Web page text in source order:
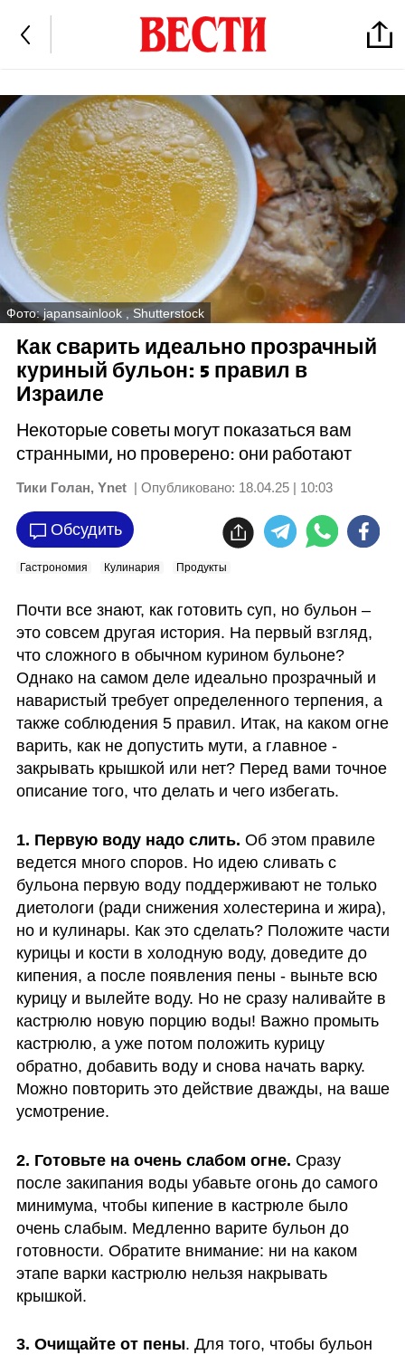
Фото: japansainlook , Shutterstock
Как сварить идеально прозрачный
куриный бульон: 5 правил в
Израиле
Некоторые советы могут показаться вам
странными, но проверено: они работают
Тики Голан, Ynet | Опубликовано: 18.04.25 | 10:03
Обсудить
Гастрономия Кулинария Продукты
Почти все знают, как готовить суп, но бульон –
это совсем другая история. На первый взгляд,
что сложного в обычном курином бульоне?
Однако на самом деле идеально прозрачный и
наваристый требует определенного терпения, а
также соблюдения 5 правил. Итак, на каком огне
варить, как не допустить мути, а главное -
закрывать крышкой или нет? Перед вами точное
описание того, что делать и чего избегать.
1. Первую воду надо слить. Об этом правиле
ведется много споров. Но идею сливать с
бульона первую воду поддерживают не только
диетологи (ради снижения холестерина и жира),
но и кулинары. Как это сделать? Положите части
курицы и кости в холодную воду, доведите до
кипения, а после появления пены - выньте всю
курицу и вылейте воду. Но не сразу наливайте в
кастрюлю новую порцию воды! Важно промыть
кастрюлю, а уже потом положить курицу
обратно, добавить воду и снова начать варку.
Можно повторить это действие дважды, на ваше
усмотрение.
2. Готовьте на очень слабом огне. Сразу
после закипания воды убавьте огонь до самого
минимума, чтобы кипение в кастрюле было
очень слабым. Медленно варите бульон до
готовности. Обратите внимание: ни на каком
этапе варки кастрюлю нельзя накрывать
крышкой.
3. Очищайте от пены. Для того, чтобы бульон